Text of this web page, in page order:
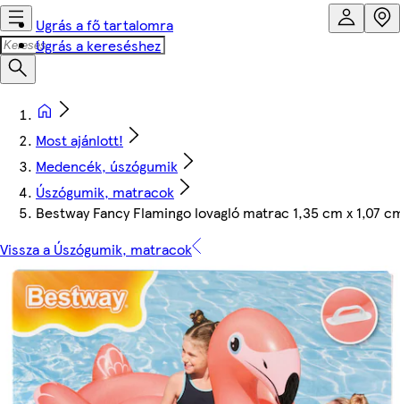
Ugrás a fő tartalomra
Ugrás a kereséshez
Most ajánlott!
Medencék, úszógumik
Úszógumik, matracok
Bestway Fancy Flamingo lovagló matrac 1,35 cm x 1,07
Vissza a Úszógumik, matracok